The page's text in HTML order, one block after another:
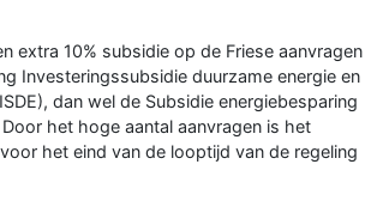
extra 10% subsidie op de Friese aanvragen
Investeringssubsidie duurzame energie en
dan wel de Subsidie energiebesparing
het hoge aantal aanvragen is het
het eind van de looptijd van de regeling